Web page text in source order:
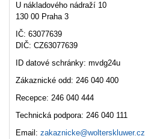
U nákladového nádraží 10
130 00 Praha 3
IČ: 63077639
DIČ: CZ63077639
ID datové schránky: mvdg24u
Zákaznické odd: 246 040 400
Recepce: 246 040 444
Technická podpora: 246 040 111
Email: zakaznicke@wolterskluwer.cz